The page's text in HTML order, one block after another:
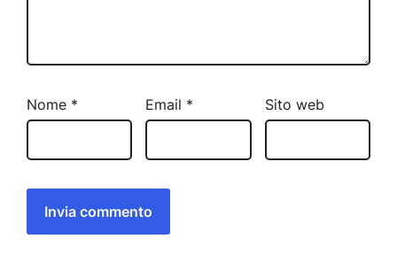
Nome * Email * Sito web